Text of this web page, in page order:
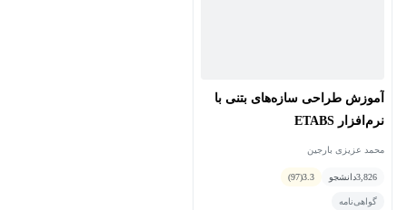
آموزش طراحی سازه‌های بتنی با
نرم‌افزار ETABS
محمد عزیزی بارجین
3,826دانشجو 3.3
(97)
گواهی‌نامه